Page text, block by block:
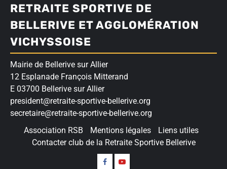
RETRAITE SPORTIVE DE
BELLERIVE ET AGGLOMÉRATION
VICHYSSOISE
Mairie de Bellerive sur Allier
12 Esplanade François Mitterand
E 03700 Bellerive sur Allier
president@retraite-sportive-bellerive.org
secretaire@retraite-sportive-bellerive.org
Association RSB
Mentions légales
Liens utiles
Contacter club de la Retraite Sportive Bellerive
Suivez-
Nos